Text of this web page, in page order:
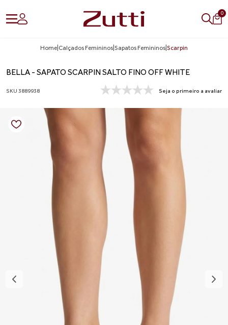
0
Home Calçados Femininos Sapatos Femininos Scarpin
BELLA - SAPATO SCARPIN SALTO FINO OFF WHITE
SKU 3889938 Seja o primeiro a avaliar